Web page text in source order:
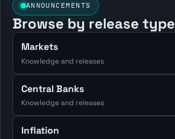
ANNOUNCEMENTS
Browse by release type
Markets
Knowledge and releases
Central Banks
Knowledge and releases
Inflation